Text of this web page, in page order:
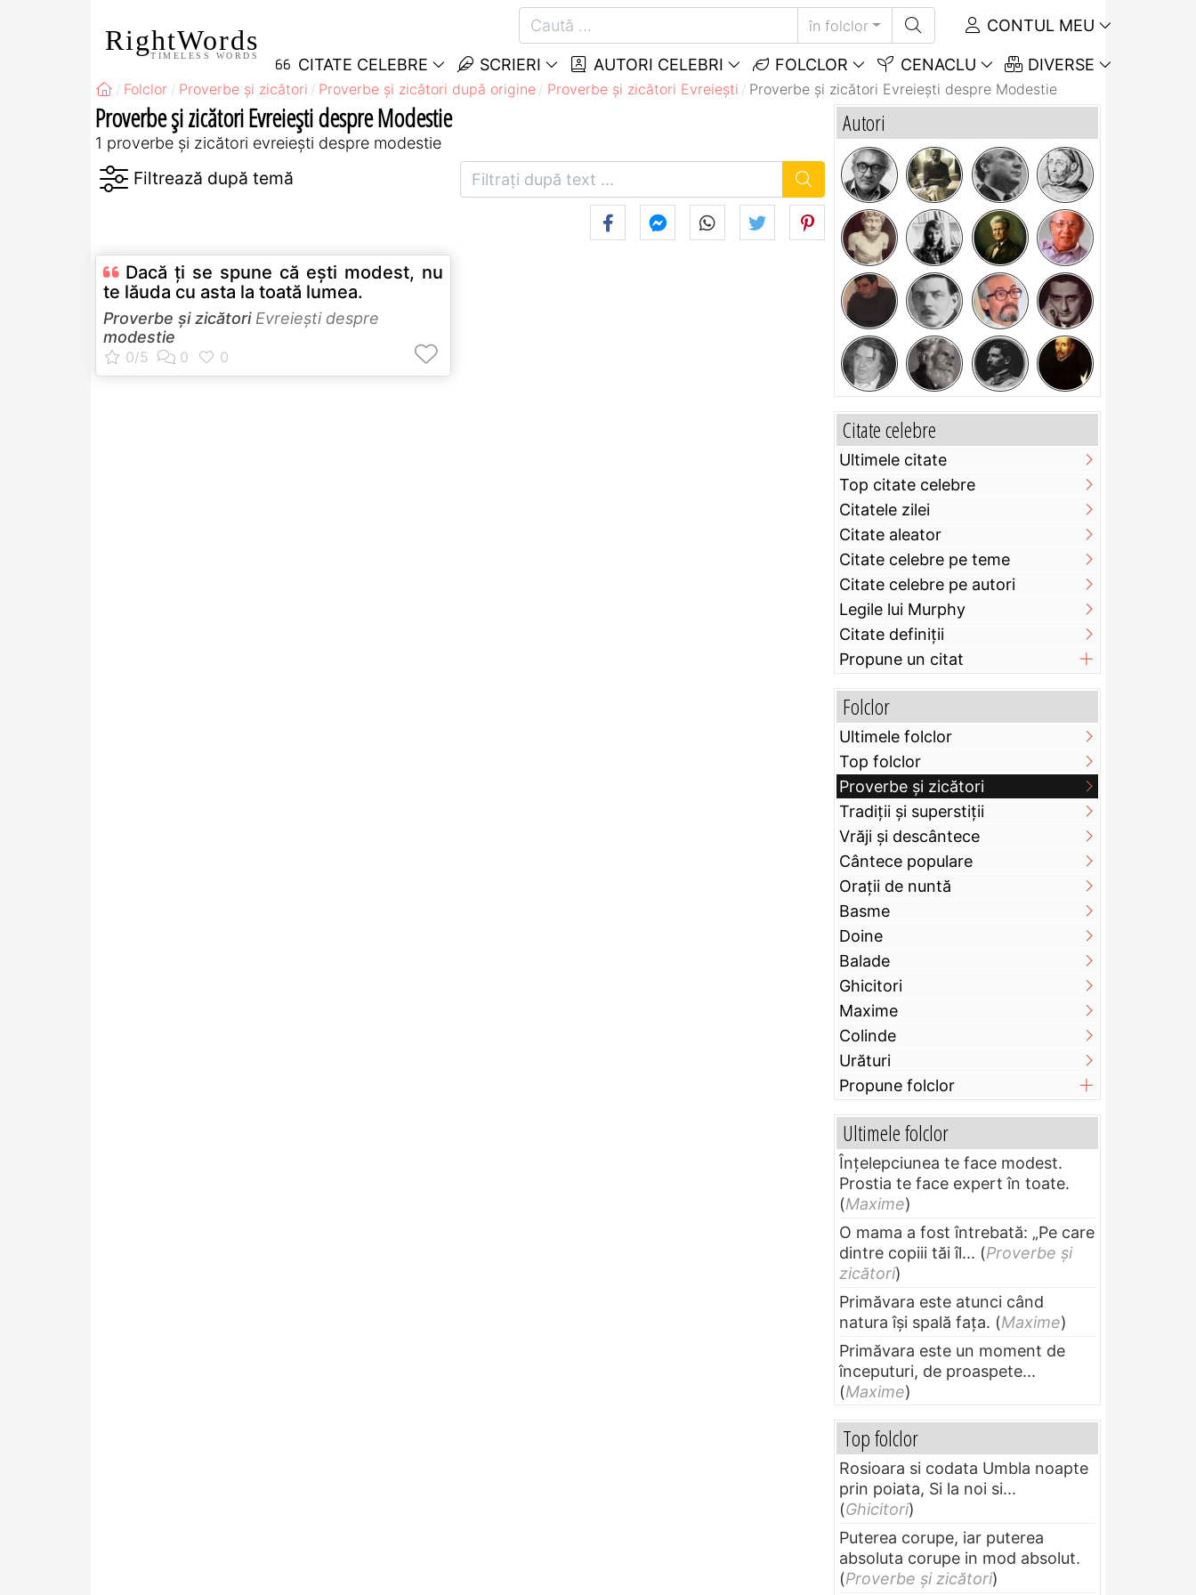
RightWords
TIMELESS WORDS
în folclor CONTUL MEU
CITATE CELEBRE SCRIERI AUTORI CELEBRI FOLCLOR CENACLU DIVERSE
Folclor Proverbe și zicători Proverbe și zicători după origine Proverbe și zicători Evreieşti Proverbe și zicători Evreieşti despre Modestie
Proverbe și zicători Evreieşti despre Modestie
1 proverbe și zicători evreieşti despre modestie
Dacă ţi se spune că eşti modest, nu
te lăuda cu asta la toată lumea.
Proverbe și zicătoriEvreieşti despre
modestie
Autori
Citate celebre
Ultimele citate
Top citate celebre
Citatele zilei
Citate aleator
Citate celebre pe teme
Citate celebre pe autori
Legile lui Murphy
Citate definiţii
Propune un citat
Folclor
Ultimele folclor
Top folclor
Proverbe și zicători
Tradiții și superstiții
Vrăji și descântece
Cântece populare
Orații de nuntă
Basme
Doine
Balade
Ghicitori
Maxime
Colinde
Urături
Propune folclor
Ultimele folclor
Înțelepciunea te face modest.
Prostia te face expert în toate.
(Maxime)
O mama a fost întrebată: „Pe care
dintre copiii tăi îl... (Proverbe și
zicători)
Primăvara este atunci când
natura își spală fața. (Maxime)
Primăvara este un moment de
începuturi, de proaspete...
(Maxime)
Top folclor
Rosioara si codata Umbla noapte
prin poiata, Si la noi si...
(Ghicitori)
Puterea corupe, iar puterea
absoluta corupe in mod absolut.
(Proverbe și zicători)